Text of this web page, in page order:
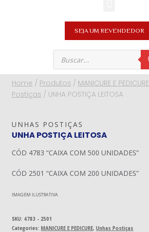
SEJA UM REVENDEDOR
Home / Produtos / MANICURE E PEDICURE
Postiças / UNHA POSTIÇA LEITOSA
UNHAS POSTIÇAS
UNHA POSTIÇA LEITOSA
CÓD 4783 “CAIXA COM 500 UNIDADES”
CÓD 2501 “CAIXA COM 200 UNIDADES”
IMAGEM ILUSTRATIVA
SKU: 4783 - 2501
Categories: MANICURE E PEDICURE, Unhas Postiças